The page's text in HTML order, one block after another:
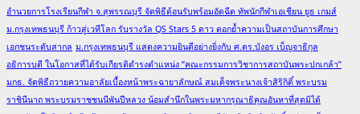
อำนวยการโรงเรียนกีฬา จ.สุพรรณบุรี จัดพิธีต้อนรับพร้อมอัดฉีด ทัพนักกีฬาเอเชียน ยูธ เกมส์
ม.กรุงเทพธนบุรี ก้าวสู่เวทีโลก รับรางวัล QS Stars 5 ดาว ตอกย้ำความเป็นสถาบันการศึกษา
เอกชนระดับสากล ม.กรุงเทพธนบุรี แสดงความยินดีอย่างยิ่งกับ ศ.ดร.บังอร เบ็ญจาธิกุล
อธิการบดี ในโอกาสที่ได้รับเกียรติดำรงตำแหน่ง “คณะกรรมการวิชาการสถาบันพระปกเกล้า”
มกธ. จัดพิธีถวายความอาลัยเบื้องหน้าพระฉายาลักษณ์ สมเด็จพระนางเจ้าสิริกิติ์ พระบรม
ราชินีนาถ พระบรมราชชนนีพันปีหลวง น้อมสำนึกในพระมหากรุณาธิคุณอันหาที่สุดมิได้